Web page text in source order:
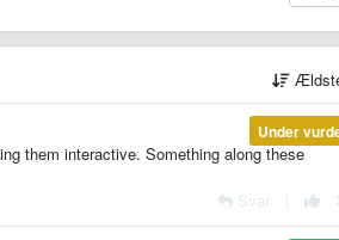
Under
them interactive. Something along these
Svar